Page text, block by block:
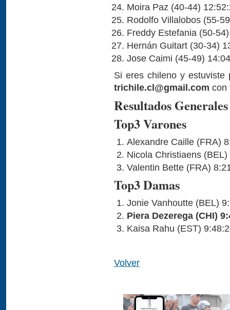
Moira Paz (40-44)
Rodolfo Villalobos (55-
Freddy Estefania (50-
Hernán Guitart (30-34)
Jose Caimi (45-49)
Si eres chileno y estuviste
trichile.cl@gmail.com con
Resultados Generales
Top3 Varones
Alexandre Caille (FRA)
Nicola Christiaens
Valentin Bette (FRA)
Top3 Damas
Jonie Vanhoutte (BEL)
Piera Dezerega (CHI)
Kaisa Rahu (EST)
Volver